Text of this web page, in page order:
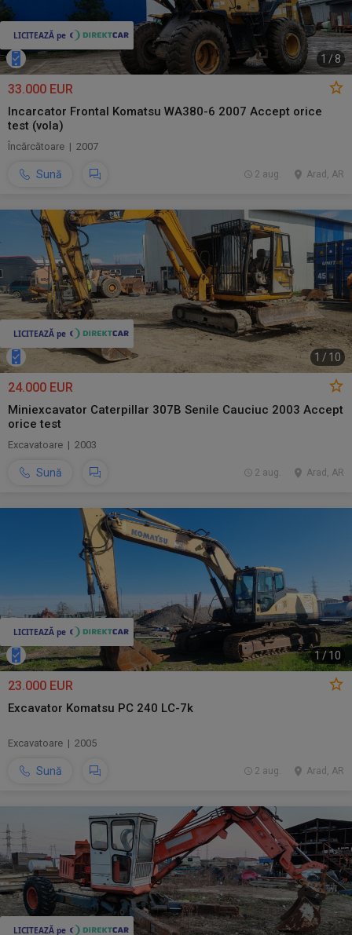
1 /8
33.000 EUR
Incarcator Frontal Komatsu WA380-6 2007 Accept orice
test (vola)
Încărcătoare | 2007
Sună Arad, AR
2 aug.
1 / 10
24.000 EUR
Miniexcavator Caterpillar 307B Senile Cauciuc 2003 Accept
orice test
Excavatoare | 2003
Sună Arad, AR
2 aug.
1 /10
23.000 EUR
Excavator Komatsu PC 240 LC-7k
Excavatoare | 2005
Sună Arad, AR
2 aug.